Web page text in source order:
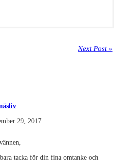
Next Post »
29, 2017
tacka för din fina omtanke och